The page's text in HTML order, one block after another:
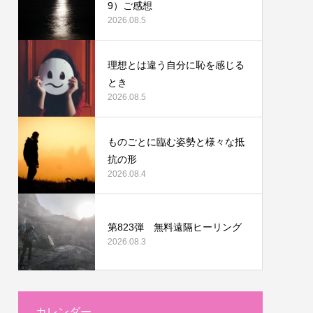
9）ご感想
2026.08.5
理想とは違う自分に恥を感じる
とき
2026.08.5
ものごとに臨む姿勢と様々な抵
抗の形
2026.08.4
第823弾 無料遠隔ヒーリング
2026.08.3